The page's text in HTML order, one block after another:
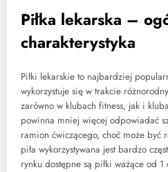
Piłka lekarska –
charakterystyka
Piłki lekarskie to najbardziej
wykorzystuje się w trakcie
zarówno w klubach fitness, jak i
powinna mniej więcej odpowiadać
ramion ćwiczącego, choć może być
piła wykorzystywana jest bardzo
rynku dostępne są piłki ważące od